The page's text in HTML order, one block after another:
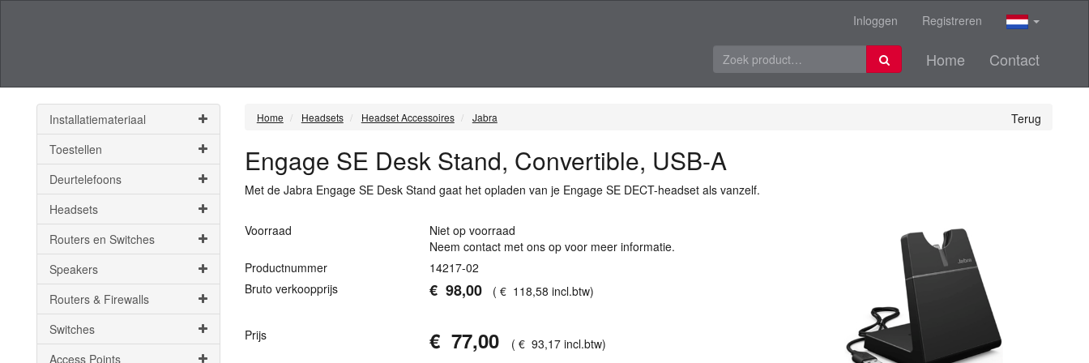
Inloggen Registreren
Home Contact
Installatiemateriaal
Toestellen
Deurtelefoons
Headsets
Routers en Switches
Speakers
Routers & Firewalls
Switches
Access Points
Terug
Home Headsets Headset Accessoires Jabra
Engage SE Desk Stand, Convertible, USB-A
Met de Jabra Engage SE Desk Stand gaat het opladen van je Engage SE DECT-headset als vanzelf.
Voorraad
Niet op voorraad
Neem contact met ons op voor meer informatie.
Productnummer
14217-02
Bruto verkoopprijs
€ 98,00 (€ 118,58 incl.btw)
Prijs € 77,00 (€ 93,17 incl.btw)